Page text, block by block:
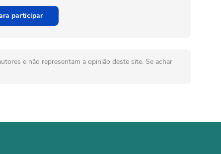
participar
e não representam a opinião deste site. Se achar